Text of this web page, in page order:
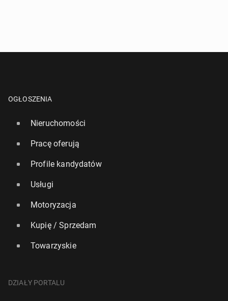
OGŁOSZENIA
Nieruchomości
Pracę oferują
Profile kandydatów
Usługi
Motoryzacja
Kupię / Sprzedam
Towarzyskie
DZIAŁY PORTALU